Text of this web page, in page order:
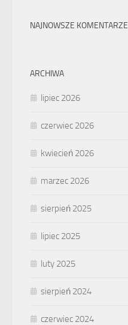
NAJNOWSZE KOMENTARZE
ARCHIWA
lipiec 2026
czerwiec 2026
kwiecień 2026
marzec 2026
sierpień 2025
lipiec 2025
luty 2025
sierpień 2024
czerwiec 2024